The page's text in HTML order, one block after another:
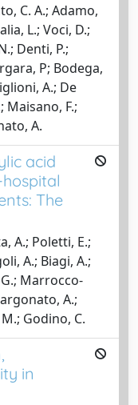
C. A.; Adamo,
L.; Voci, D.;
Denti, P.;
P; Bodega,
A.; De
Maisano, F.;
A.
acid
The
A.; Poletti, E.;
A.; Biagi, A.;
Marrocco-
A.;
Godino, C.
in